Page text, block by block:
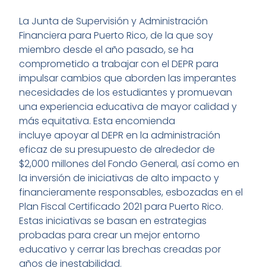
La Junta de Supervisión y Administración
Financiera para Puerto Rico, de la que soy
miembro desde el año pasado, se ha
comprometido a trabajar con el DEPR para
impulsar cambios que aborden las imperantes
necesidades de los estudiantes y promuevan
una experiencia educativa de mayor calidad y
más equitativa. Esta encomienda
incluye apoyar al DEPR en la administración
eficaz de su presupuesto de alrededor de
$2,000 millones del Fondo General, así como en
la inversión de iniciativas de alto impacto y
financieramente responsables, esbozadas en el
Plan Fiscal Certificado 2021 para Puerto Rico.
Estas iniciativas se basan en estrategias
probadas para crear un mejor entorno
educativo y cerrar las brechas creadas por
años de inestabilidad.